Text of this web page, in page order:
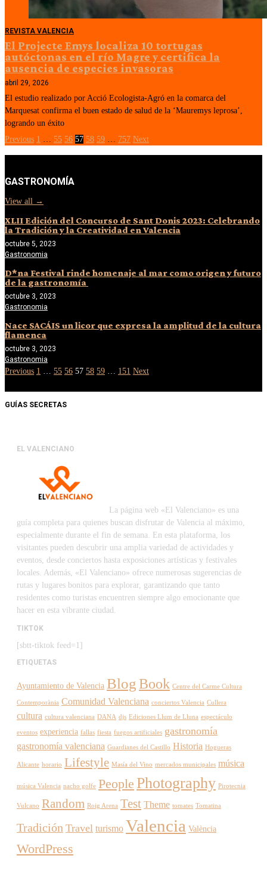
REVISTA VALENCIA
El Projecte Emys localiza 10 tortugas
autóctonas en el río Magre y certifica la
ausencia de especies invasoras
abril 29, 2026
El estudio realizado por Acció Ecologista-Agró en la comarca del
Marquesat confirma el buen estado de salud de la ‘Mauremys leprosa’,
logrando un éxito
Previous 1 … 55 56 57 58 59 … 757 Next
GASTRONOMÍA
View all →
XLII Edición del Concurso de Sant Donis 2023: Celebrando
la Tradición y la Creatividad en Valencia
octubre 5, 2023
Gastronomia
D*na Festival rinde homenaje al mar como origen y futuro
de la gastronomía
octubre 3, 2023
Gastronomia
Nace SACÁIS un licor que expresa la amplitud de la cultura
flamenca
octubre 3, 2023
Gastronomia
Previous 1 55 56 57 58 59 151 Next
GUÍAS SECRETAS
EL VALENCIANO
La página web «El Valenciano» es una
guía completa para quienes buscan disfrutar de Valencia al máximo,
especialmente durante el fin de semana. En esta plataforma, los
visitantes pueden descubrir una amplia variedad de actividades y
eventos, desde conciertos hasta exposiciones artísticas y festivales
locales. Además, «El Valenciano» ofrece numerosas sugerencias de
rutas y lugares bonitos para explorar, garantizando que tanto
residentes como turistas encuentren siempre algo emocionante que
hacer en esta vibrante ciudad.
TIKTOK
[sbtt-tiktok feed=1]
ETIQUETAS
Ayuntamiento de Valencia BlogBook Centre del Carme Cultura
Contemporània Comunidad Valenciana conciertos Valencia Cullera
cultura cultura valenciana DANA djs Ediciones Llum de Lluna espectáculo
eventos experiencia fallas fiesta fuegos artificiales gastronomía
gastronomía valenciana Guardianes del Castillo Historia Hogueras
Alicante horario Lifestyle Masía del Vino mercados municipales música
música Valencia nacho golfe People Photography Pirotecnia
Vulcano Random Roig Arena Test Theme tomates Tomatina
Tradición Travel turismo Valencia València
WordPress